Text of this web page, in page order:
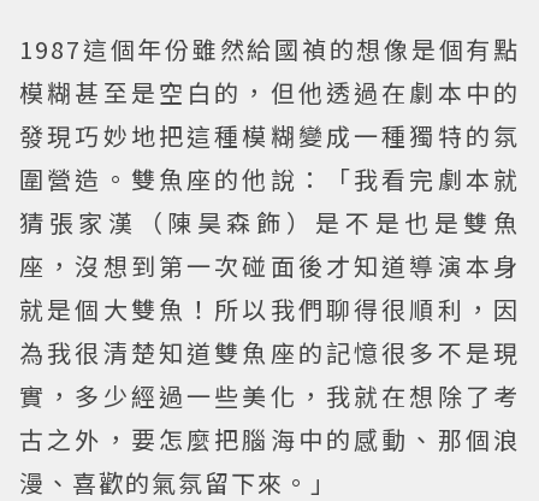
1987這個年份雖然給國禎的想像是個有點
模糊甚至是空白的，但他透過在劇本中的
發現巧妙地把這種模糊變成一種獨特的氛
圍營造。雙魚座的他說：「我看完劇本就
猜張家漢（陳昊森飾）是不是也是雙魚
座，沒想到第一次碰面後才知道導演本身
就是個大雙魚！所以我們聊得很順利，因
為我很清楚知道雙魚座的記憶很多不是現
實，多少經過一些美化，我就在想除了考
古之外，要怎麼把腦海中的感動、那個浪
漫、喜歡的氣氛留下來。」